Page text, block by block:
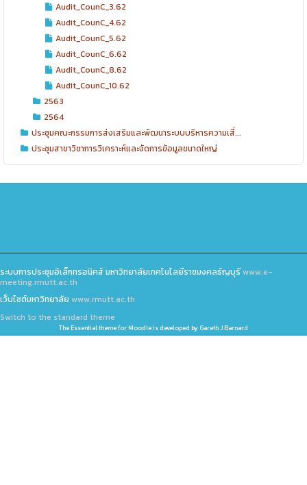
Audit_CounC_3.62
Audit_CounC_4.62
Audit_CounC_5.62
Audit_CounC_6.62
Audit_CounC_8.62
Audit_CounC_10.62
2563
2564
ประชุมคณะกรรมการส่งเสริมและพัฒนาระบบบริหารความเสี่...
ประชุมสาขาวิชาการวิเคราะห์และจัดการข้อมูลขนาดใหญ่
ระบบการประชุมอิเล็กทรอนิคส์ มหาวิทยาลัยเทคโนโลยีราชมงคลธัญบุรีwww.e-
meeting.rmutt.ac.th
เว็บไซต์มหาวิทยาลัย www.rmutt.ac.th
Switch to the standard theme
The Essentialtheme for Moodle is developed by Gareth J Barnard